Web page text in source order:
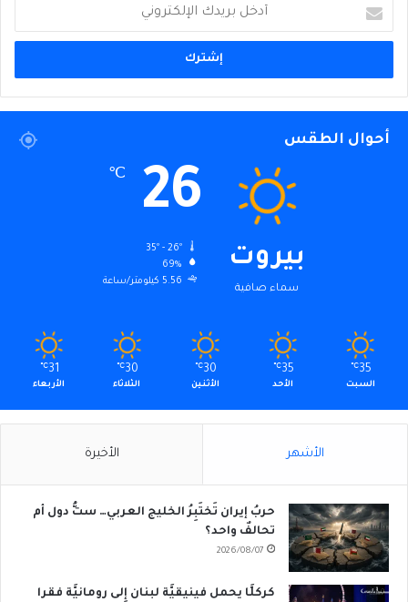
بريدك
الإلكتروني
أحوال الطقس
بيروت
سماء صافية
26
℃
69%
5.56 كيلومتر/ساعة
35
℃
السبت
35
℃
الأحد
30
℃
الأثنين
30
℃
الثلاثاء
31
℃
الأربعاء
الأشهر الأخيرة
حربُ إيران تَختَبِرُ الخليج العربي… ستُّ دول أم
تحالفٌ واحد؟
2026/08/07
كركلَّا يحمل فينيقيَّة لبنان إِلى رومانيَّة فقرا